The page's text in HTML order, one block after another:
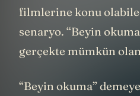
filmlerine konu
senaryo. “Beyin
gerçekte mümkün
“Beyin okuma”